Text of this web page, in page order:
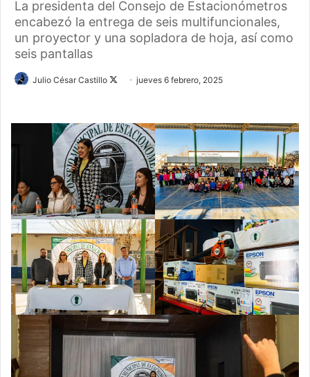
La presidenta del Consejo de Estacionómetros
encabezó la entrega de seis multifuncionales,
un proyector y una sopladora de hoja, así como
seis pantallas
Julio César Castillo
Followjueves 6 febrero, 2025